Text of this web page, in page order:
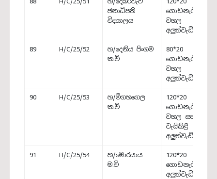
ජනාධිපති
විදයාලය
ගොඩනැගිල්ලේ
වහල
අලුත්වැඩියාව
89 H/C/25/52
හ/දෙනිය පිංගම
ක.වි
80*20
ගොඩනැගිල්ලේ
වහල
අලුත්වැඩියාව
90 H/C/25/53
හ/මීගහගෙල
ක.වි
120*20
ගොඩනැගිල්ලේ
වහල සහ
වැසිකිළි
අලුත්වැඩියාව
91 H/C/25/54
හ/මොරයාය
ම.වි
120*20
ගොඩනැගිල්ල
අලුත්වැඩියාව